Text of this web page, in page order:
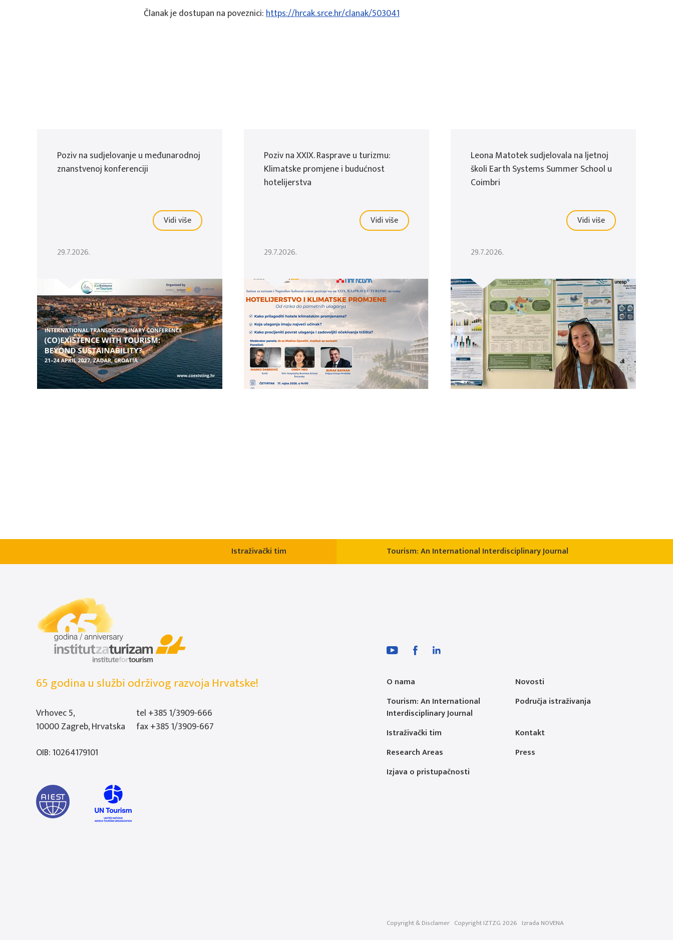
Članak je dostupan na poveznici:https://hrcak.srce.hr/clanak/503041
Poziv na sudjelovanje u međunarodnoj
znanstvenoj konferenciji
Vidi više
29.7.2026.
Poziv na XXIX. Rasprave u turizmu:
Klimatske promjene i budućnost
hotelijerstva
Vidi više
29.7.2026.
Leona Matotek sudjelovala na ljetnoj
školi Earth Systems Summer School u
Coimbri
Vidi više
29.7.2026.
Istraživački tim Tourism: An International Interdisciplinary Journal
65 godina u službi održivog razvoja Hrvatske!
Vrhovec 5,
10000 Zagreb, Hrvatska
tel +385 1/3909-666
fax +385 1/3909-667
OIB: 10264179101
O nama
Novosti
Tourism: An International
Interdisciplinary Journal
Područja istraživanja
Istraživački tim
Kontakt
Research Areas
Press
Izjava o pristupačnosti
Copyright & Disclamer Copyright IZTZG 2026 Izrada NOVENA